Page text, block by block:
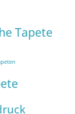
Tapete